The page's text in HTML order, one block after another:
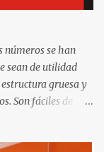
números se han
sean de utilidad
gruesa y
Son fáciles de